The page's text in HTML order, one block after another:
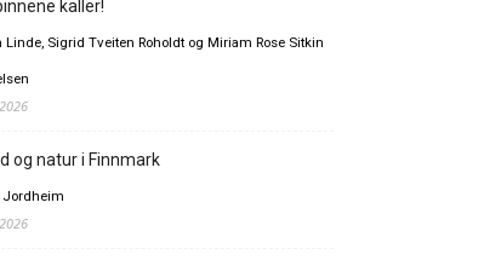
kaller!
Linde, Sigrid Tveiten Roholdt og Miriam Rose Sitkin
og natur i Finnmark
Jordheim